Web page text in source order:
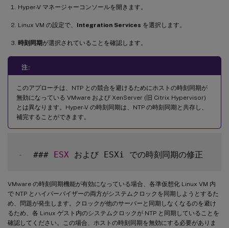
Hyper-V マネージャーコンソールを開きます。
Linux VM の設定で、 Integration Services を選択します。
時刻同期が選択されていることを確認します。
注:
このアプローチは、NTP との競合を避けるためにホストの時刻同期が
無効になっている VMware および XenServer (旧 Citrix Hypervisor)
とは異なります。Hyper-V の時刻同期は、NTP の時刻同期と共存し、
補完することができます。
-
  ###
ESX
VMware の時刻同期機能が有効になっている場合、各準仮想化 Linux VM 内
で NTP とハイパーバイザーの両方がシステムクロックを同期しようとするた
め、問題が発生します。クロックが他のサーバーと同期しなくなるのを避け
るため、各 Linux ゲスト内のシステムクロックが NTP と同期していることを
確認してください。この場合、ホストの時刻同期を無効にする必要がありま